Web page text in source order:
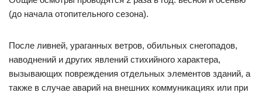
(до начала отопительного сезона).
После ливней, ураганных ветров, обильных снегопадов,
наводнений и других явлений стихийного характера,
вызывающих повреждения отдельных элементов зданий, а
также в случае аварий на внешних коммуникациях или при